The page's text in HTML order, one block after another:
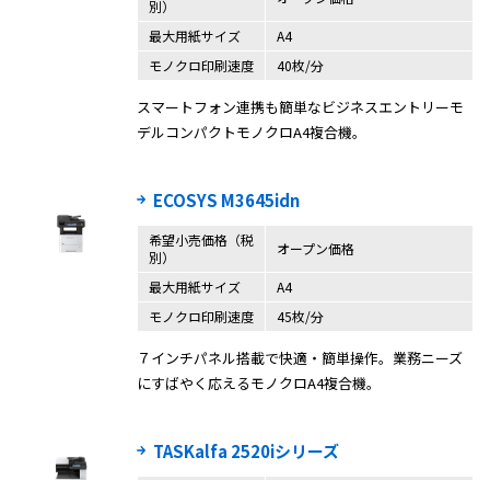
別）
最大用紙サイズ
A4
モノクロ印刷速度
40枚/分
スマートフォン連携も簡単なビジネスエントリーモ
デルコンパクトモノクロA4複合機。
ECOSYS M3645idn
希望小売価格（税
別）
オープン価格
最大用紙サイズ
A4
モノクロ印刷速度
45枚/分
７インチパネル搭載で快適・簡単操作。業務ニーズ
にすばやく応えるモノクロA4複合機。
TASKalfa 2520iシリーズ